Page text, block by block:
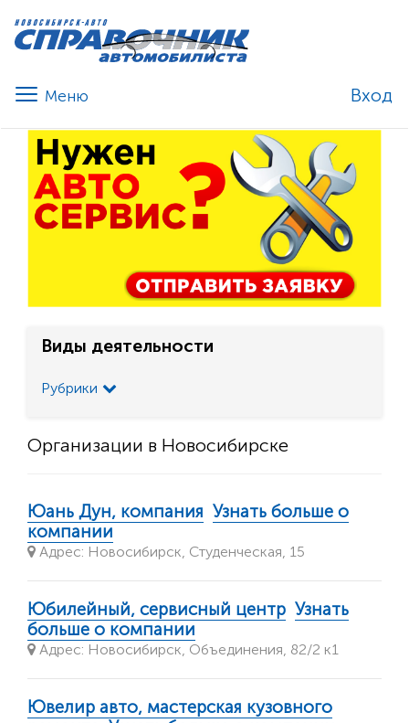
Вход
Виды деятельности
Рубрики
Организации в Новосибирске
Юань Дун, компания Узнать больше о
компании
Адрес: Новосибирск, Студенческая, 15
Юбилейный, сервисный центр Узнать
больше о компании
Адрес: Новосибирск, Объединения, 82/2 к1
Ювелир авто, мастерская кузовного